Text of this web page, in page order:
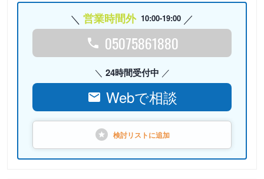
営業時間外 10:00-19:00
05075861880
24時間受付中
Webで相談
検討リストに追加